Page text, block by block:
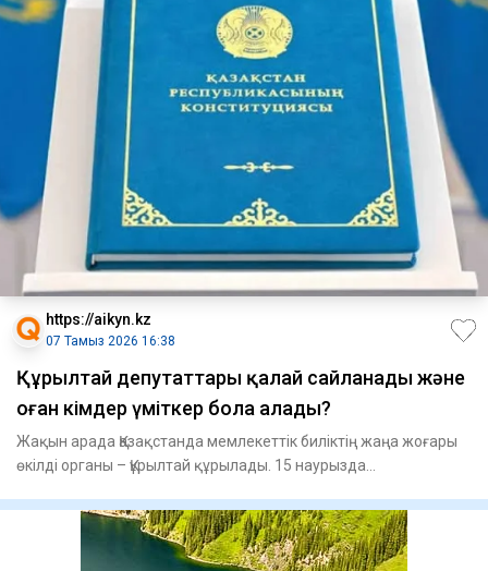
https://aikyn.kz
07 Тамыз 2026 16:38
Құрылтай депутаттары қалай сайланады және
оған кімдер үміткер бола алады?
Жақын арада Қазақстанда мемлекеттік биліктің жаңа жоғары
өкілді органы – Құрылтай құрылады. 15 наурызда